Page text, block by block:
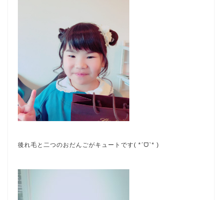
後れ毛と二つのおだんごがキュートです( *ˊᗜˋ* )